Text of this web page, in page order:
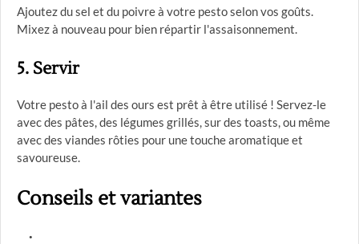
Ajoutez du sel et du poivre à votre pesto selon vos goûts.
Mixez à nouveau pour bien répartir l'assaisonnement.
5. Servir
Votre pesto à l'ail des ours est prêt à être utilisé ! Servez-le
avec des pâtes, des légumes grillés, sur des toasts, ou même
avec des viandes rôties pour une touche aromatique et
savoureuse.
Conseils et variantes